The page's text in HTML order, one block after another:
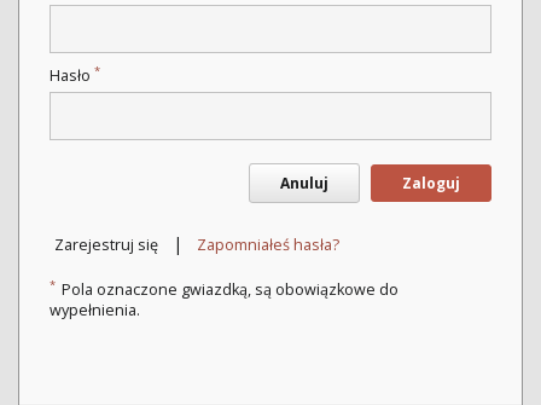
Hasło *
Anuluj Zaloguj
Zarejestruj się | Zapomniałeś hasła?
* Pola oznaczone gwiazdką, są obowiązkowe do
wypełnienia.